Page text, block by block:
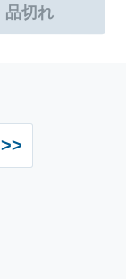
>>